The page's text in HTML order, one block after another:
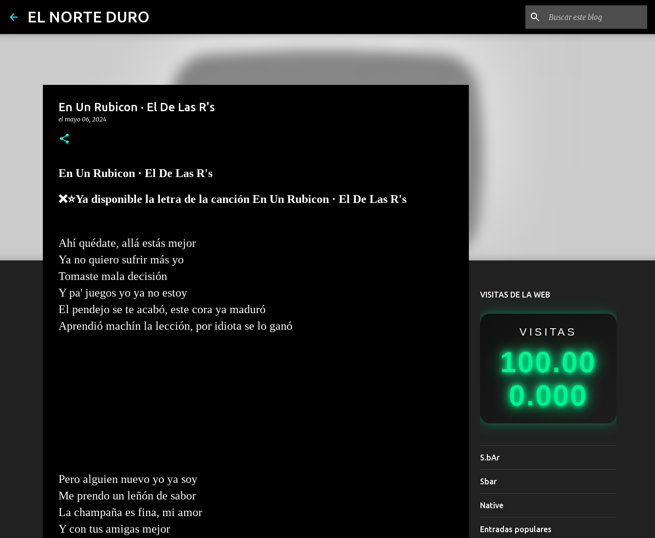
EL NORTE DURO
En Un Rubicon · El De Las R's
el mayo 06, 2024
En Un Rubicon · El De Las R's
❌⭐Ya disponible la letra de la canción En Un Rubicon · El De Las R's
Ahí quédate, allá estás mejor
Ya no quiero sufrir más yo
Tomaste mala decisión
Y pa' juegos yo ya no estoy
El pendejo se te acabó, este cora ya maduró
Aprendió machín la lección, por idiota se lo ganó
Pero alguien nuevo yo ya soy
Me prendo un leñón de sabor
La champaña es fina, mi amor
Y con tus amigas mejor
VISITAS DE LA WEB
VISITAS
100.00
0.000
S.bAr
Sbar
Native
Entradas populares